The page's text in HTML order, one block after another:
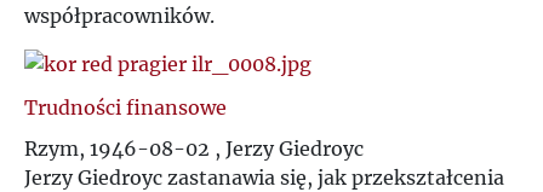
współpracowników.
Trudności finansowe
Rzym, 1946-08-02 , Jerzy Giedroyc
Jerzy Giedroyc zastanawia się, jak przekształcenia